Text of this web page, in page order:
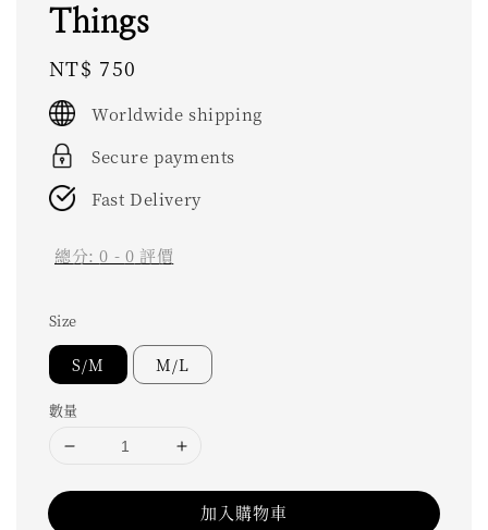
Things
Regular
price
NT$ 750
Worldwide shipping
Secure payments
Fast Delivery
總分:0 - 0 評價
Size
S/M M/L
數量
加入購物車